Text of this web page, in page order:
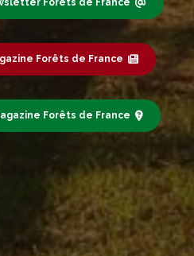
Forêts de France
Forêts de France
Forêts de France